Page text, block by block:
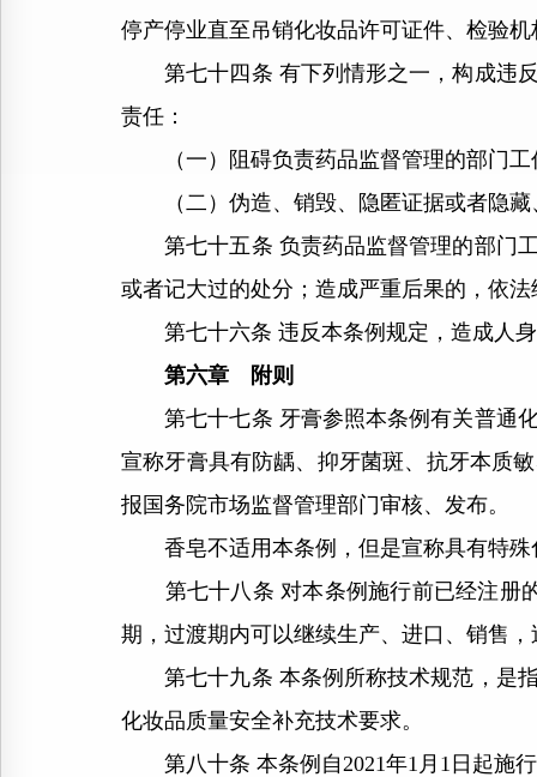
停产停业直至吊销化妆品许可证件、检验
第七十四条 有下列情形之一，构成违反
责任：
（一）阻碍负责药品监督管理的部门工
（二）伪造、销毁、隐匿证据或者隐藏
第七十五条 负责药品监督管理的部门工
或者记大过的处分；造成严重后果的，依
第七十六条 违反本条例规定，造成人身
第六章 附则
第七十七条 牙膏参照本条例有关普通化
宣称牙膏具有防龋、抑牙菌斑、抗牙本质
报国务院市场监督管理部门审核、发布。
香皂不适用本条例，但是宣称具有特殊
第七十八条 对本条例施行前已经注册的
期，过渡期内可以继续生产、进口、销售
第七十九条 本条例所称技术规范，是指
化妆品质量安全补充技术要求。
第八十条 本条例自2021年1月1日起施